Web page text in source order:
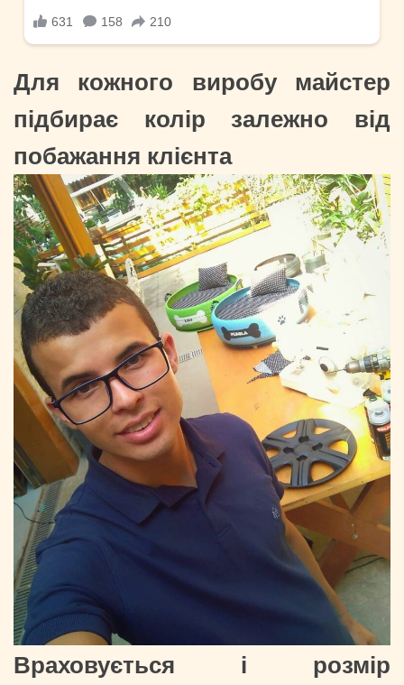
Для кожного виробу майстер
підбирає колір залежно від
побажання клієнта
Враховується і розмір